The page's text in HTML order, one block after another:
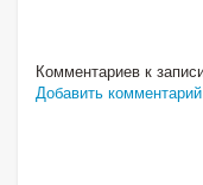
Комментариев к
Добавить комментарий